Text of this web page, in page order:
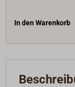
In den Warenkorb